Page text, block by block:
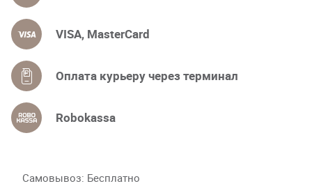
VISA, MasterCard
Оплата курьеру через терминал
Robokassa
Самовывоз Бесплатно